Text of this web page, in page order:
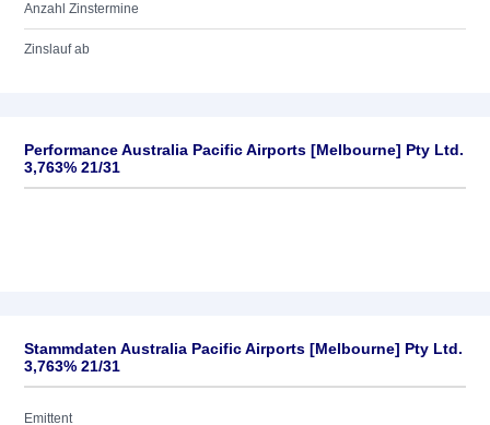
Anzahl Zinstermine
Zinslauf ab
Performance Australia Pacific Airports [Melbourne] Pty Ltd.
3,763% 21/31
Stammdaten Australia Pacific Airports [Melbourne] Pty Ltd.
3,763% 21/31
Emittent